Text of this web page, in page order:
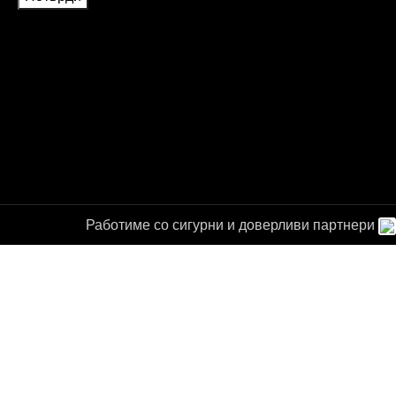
Работиме со сигурни и доверливи партнери